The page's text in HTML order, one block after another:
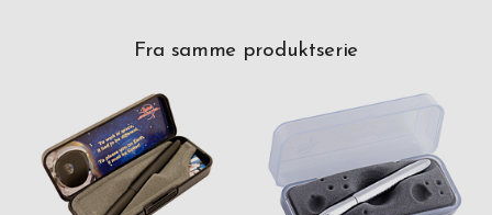
Fra samme produktserie